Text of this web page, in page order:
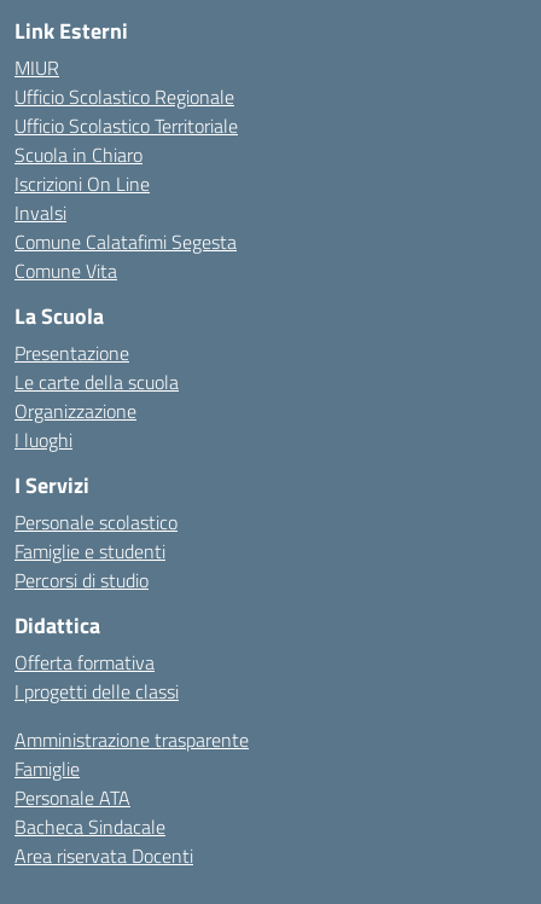
Link Esterni
MIUR
Ufficio Scolastico Regionale
Ufficio Scolastico Territoriale
Scuola in Chiaro
Iscrizioni On Line
Invalsi
Comune Calatafimi Segesta
Comune Vita
La Scuola
Presentazione
Le carte della scuola
Organizzazione
I luoghi
I Servizi
Personale scolastico
Famiglie e studenti
Percorsi di studio
Didattica
Offerta formativa
I progetti delle classi
Amministrazione trasparente
Famiglie
Personale ATA
Bacheca Sindacale
Area riservata Docenti